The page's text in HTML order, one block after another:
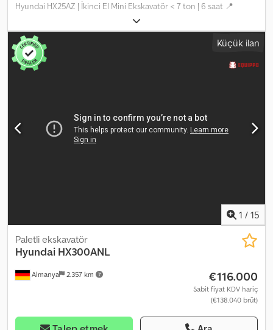
Hyundai HX25AZ | İkinci El Mini Ekskavatör < 7 ton | 6 saat 📍
Konum: Almanya 🚛 Hedefinize teslimat mevcuttur – Nakliye
maliyetlerini tahmin etmek için nakliye hesaplama aracımızı
kullanın! 💰 Şimdi 34.500 EUR karşılığında satın alın veya bir teklif
verin. Uygun bir ücret karşılığında teslimatta ödeme seçeneği
mevcuttur (onaya tabidir)* 👷‍♂️ Bağımsız bir uzman tarafından
İpucu: Daha fazla ayrıntı ararken çevrimiçi olarak yaygın olarak
kullanılan referans "41077 Equippo" şeklindedir. 💡 Bu makine ve
hizmetimizin neden öne çıktığı: ✔ Profesyoneller tarafından
Küçük ilan
1 / 15
Almanya 2.357 km
Paletli ekskavatör
Hyundai HX300ANL
€116.000
Sabit fiyat KDV hariç
(€138.040 brüt)